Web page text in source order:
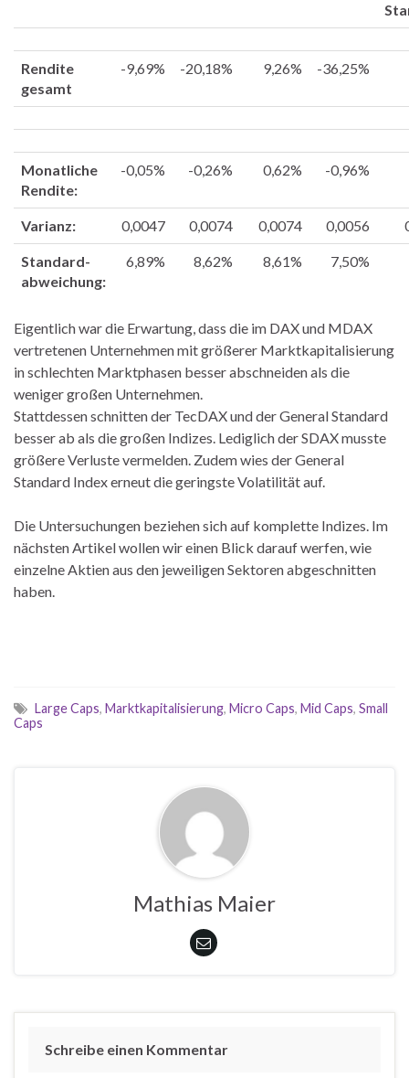
Rendite
gesamt
-9,69% -20,18% 9,26% -36,25%
Monatliche
Rendite:
-0,05% -0,26% 0,62% -0,96%
Varianz: 0,0047 0,0074 0,0074 0,0056
Standard-
abweichung:
6,89% 8,62% 8,61% 7,50%
Eigentlich war die Erwartung, dass die im DAX und MDAX
vertretenen Unternehmen mit größerer Marktkapitalisierung
in schlechten Marktphasen besser abschneiden als die
weniger großen Unternehmen.
Stattdessen schnitten der TecDAX und der General Standard
besser ab als die großen Indizes. Lediglich der SDAX musste
größere Verluste vermelden. Zudem wies der General
Standard Index erneut die geringste Volatilität auf.
Die Untersuchungen beziehen sich auf komplette Indizes. Im
nächsten Artikel wollen wir einen Blick darauf werfen, wie
einzelne Aktien aus den jeweiligen Sektoren abgeschnitten
haben.
Large Caps, Marktkapitalisierung, Micro Caps, Mid Caps, Small
Caps
Mathias Maier
Schreibe einen Kommentar